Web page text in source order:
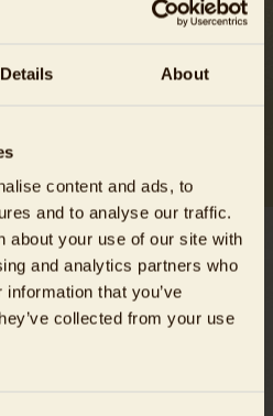
Details About
content and ads, to
and to analyse our traffic.
about your use of our site with
and analytics partners who
that you’ve
collected from your use
in das faszinierende
Millionen Liter Wasser
Glasdach besteht
Doppelkuppel Europas.
unter anderem besuchen: